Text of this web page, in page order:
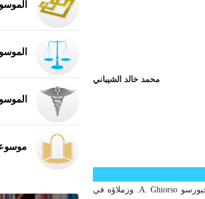
محمد خالد الشيباني
الأينشتاينيوم einsteinium معدن ينتمي إلى زمرة الأكتينيوم (الأكتينيدات)، رمزه Es، وعدده الذري 99. اكتشفه الكيميائي الأمريكي ألبرت جيورسو A. Ghiorso. وزملاؤه في